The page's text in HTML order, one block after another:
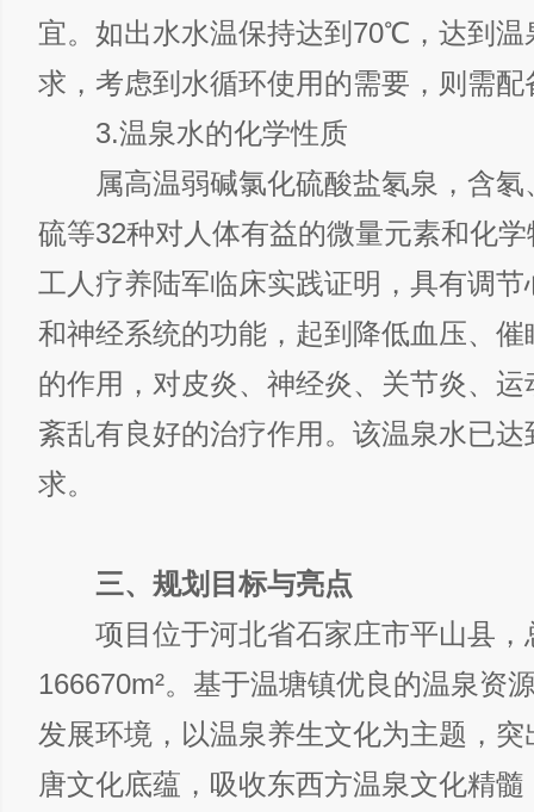
宜。如出水水温保持达到70℃，达到温
求，考虑到水循环使用的需要，则需配
3.温泉水的化学性质
属高温弱碱氯化硫酸盐氡泉，含氡
硫等32种对人体有益的微量元素和化
工人疗养陆军临床实践证明，具有调
和神经系统的功能，起到降低血压、
的作用，对皮炎、神经炎、关节炎、
紊乱有良好的治疗作用。该温泉水已
求。
三、规划目标与亮点
项目位于河北省石家庄市平山县，
166670m²。基于温塘镇优良的温泉资
发展环境，以温泉养生文化为主题，
唐文化底蕴，吸收东西方温泉文化精